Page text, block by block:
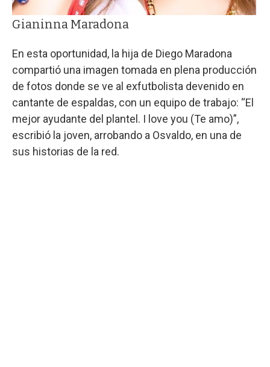
Gianinna Maradona
En esta oportunidad, la hija de Diego Maradona
compartió una imagen tomada en plena producción
de fotos donde se ve al exfutbolista devenido en
cantante de espaldas, con un equipo de trabajo: “El
mejor ayudante del plantel. I love you (Te amo)”,
escribió la joven, arrobando a Osvaldo, en una de
sus historias de la red.